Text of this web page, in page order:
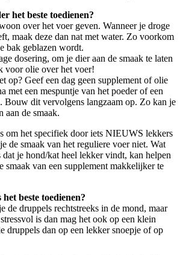
het beste toedienen?
over het voer geven. Wanneer je droge
maak deze dan nat met water. Zo voorkom
bak geblazen wordt.
dosering, om je dier aan de smaak te laten
voor olie over het voer!
op? Geef een dag geen supplement of olie
met een mespuntje van het poeder of een
Bouw dit vervolgens langzaam op. Zo kan je
aan de smaak.
om het specifiek door iets NIEUWS lekkers
de smaak van het reguliere voer niet. Wat
dat je hond/kat heel lekker vindt, kan helpen
smaak van een supplement makkelijker te
beste toedienen?
de druppels rechtstreeks in de mond, maar
is dan mag het ook op een klein
druppels dan op een lekker snoepje of op